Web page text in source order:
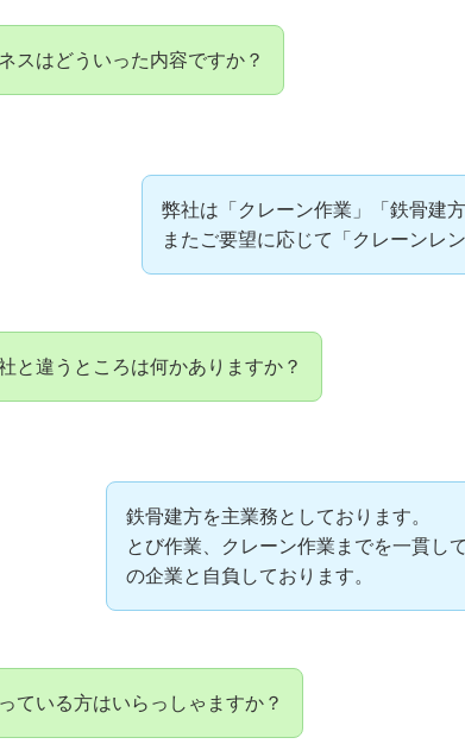
スはどういった内容ですか？
弊社は「クレーン作業」「鉄骨建
またご要望に応じて「クレーンレ
と違うところは何かありますか？
鉄骨建方を主業務としております。
とび作業、クレーン作業までを一貫し
の企業と自負しております。
ている方はいらっしゃますか？